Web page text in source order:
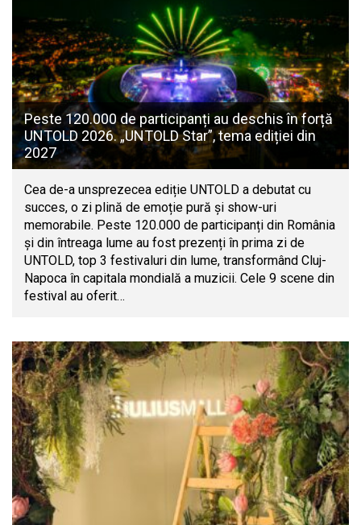
Peste 120.000 de participanți au deschis în forță
UNTOLD 2026. „UNTOLD Star”, tema ediției din
2027
Cea de-a unsprezecea ediție UNTOLD a debutat cu
succes, o zi plină de emoție pură și show-uri
memorabile. Peste 120.000 de participanți din România
și din întreaga lume au fost prezenți în prima zi de
UNTOLD, top 3 festivaluri din lume, transformând Cluj-
Napoca în capitala mondială a muzicii. Cele 9 scene din
festival au oferit…